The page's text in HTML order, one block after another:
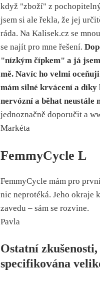
když "zboží" z
jsem si ale řekla, že jej
ráda. Na Kalisek.cz se
se najít pro mne řešení.
"nízkým čípkem" a já
mě. Navíc ho velmi
mám silné krvácení a
nervózní a běhat neustále
jednoznačně doporučit a
Markéta
FemmyCycle L
FemmyCycle mám pro
nic neprotéká. Jeho okraje
zavedu – sám se rozvine.
Pavla
Ostatní
specifikována